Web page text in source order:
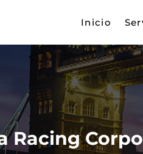
Inicio
Racing